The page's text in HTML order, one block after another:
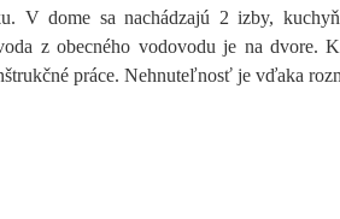
V dome sa nachádzajú 2 izby,
z obecného vodovodu je na dvore.
práce. Nehnuteľnosť je vďaka